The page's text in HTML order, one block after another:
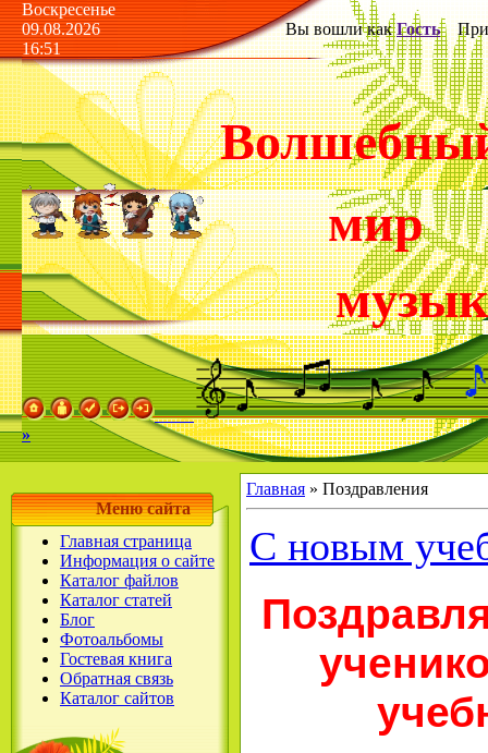
Воскресенье
09.08.2026
16:51
Вы вошли как Гость
мир
»
Меню сайта
Главная страница
Информация о сайте
Каталог файлов
Каталог статей
Блог
Фотоальбомы
Гостевая книга
Обратная связь
Каталог сайтов
Главная » Поздравления
С новым